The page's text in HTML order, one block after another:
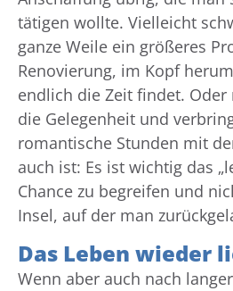
tätigen wollte. Vielleicht
ganze Weile ein größeres
Renovierung, im Kopf
endlich die Zeit findet.
die Gelegenheit und
romantische Stunden mit
auch ist: Es ist wichtig das
Chance zu begreifen und
Insel, auf der man
Das Leben wieder
Wenn aber auch nach